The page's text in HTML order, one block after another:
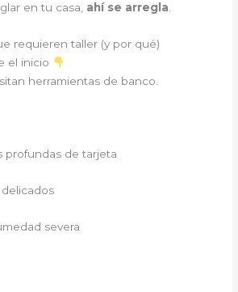
en tu casa, ahí se arregla.
requieren taller (y por qué)
el inicio
herramientas de banco.
profundas de tarjeta
severa